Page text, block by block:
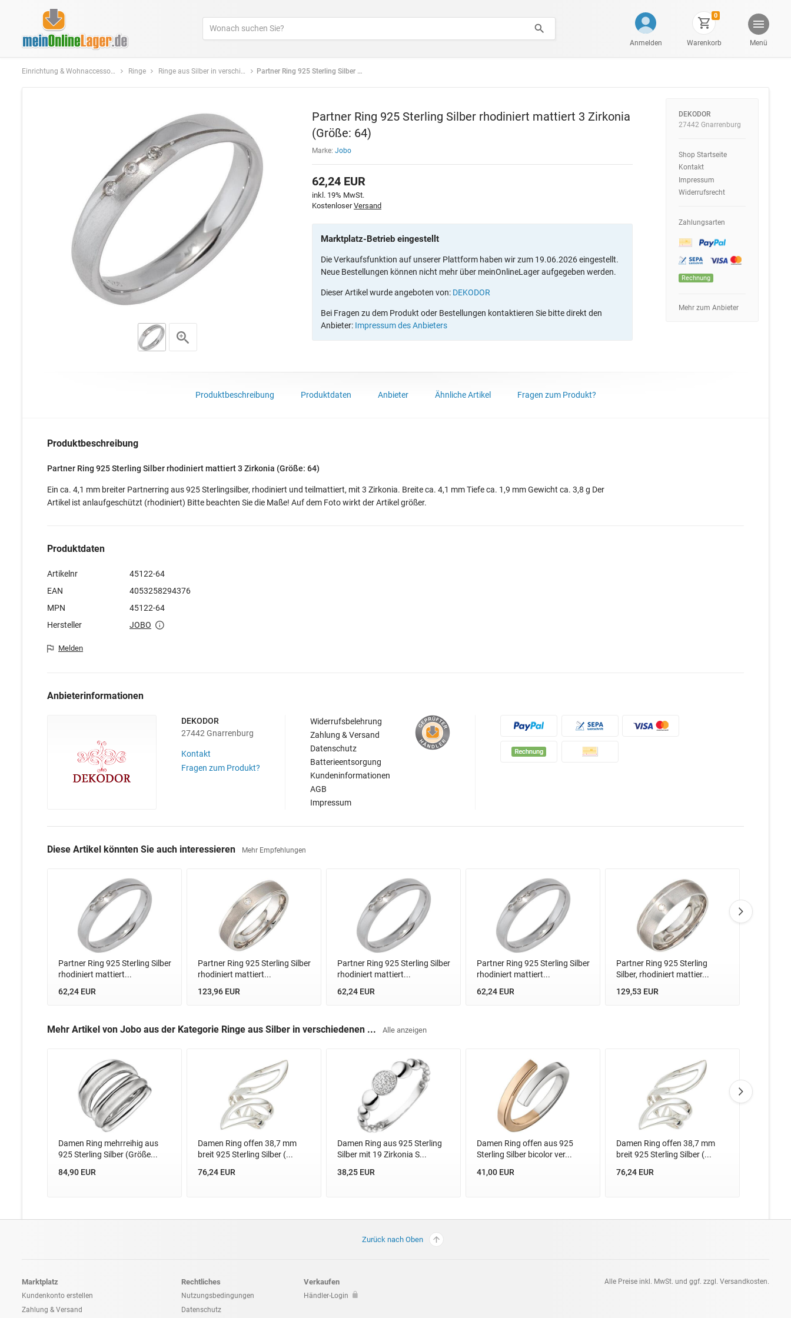
Anmelden
0
Warenkorb Menü
Einrichtung & Wohnaccessoires Ringe Ringe aus Silber in verschiedenen Farben und Formen Partner Ring 925 Sterling Silber rhodiniert mattiert 3 Zirkonia (Größe: 64)
Partner Ring 925 Sterling Silber rhodiniert mattiert 3 Zirkonia
(Größe: 64)
Marke: Jobo
62,24 EUR
inkl. 19% MwSt.
KostenloserVersand
Marktplatz-Betrieb eingestellt
Die Verkaufsfunktion auf unserer Plattform haben wir zum 19.06.2026 eingestellt.
Neue Bestellungen können nicht mehr über meinOnlineLager aufgegeben werden.
Dieser Artikel wurde angeboten von: DEKODOR
Bei Fragen zu dem Produkt oder Bestellungen kontaktieren Sie bitte direkt den
Anbieter: Impressum des Anbieters
DEKODOR
27442 Gnarrenburg
Shop Startseite
Kontakt
Impressum
Widerrufsrecht
Zahlungsarten
Rechnung
Mehr zum Anbieter
Produktbeschreibung Produktdaten Anbieter Ähnliche Artikel Fragen zum Produkt?
Produktbeschreibung
Partner Ring 925 Sterling Silber rhodiniert mattiert 3 Zirkonia (Größe: 64)
Ein ca. 4,1 mm breiter Partnerring aus 925 Sterlingsilber, rhodiniert und teilmattiert, mit 3 Zirkonia. Breite ca. 4,1 mm Tiefe ca. 1,9 mm Gewicht ca. 3,8 g Der
Artikel ist anlaufgeschützt (rhodiniert) Bitte beachten Sie die Maße! Auf dem Foto wirkt der Artikel größer.
Produktdaten
Artikelnr
45122-64
EAN
4053258294376
MPN
45122-64
Hersteller
JOBO
Melden
Anbieterinformationen
DEKODOR
27442 Gnarrenburg
Kontakt
Fragen zum Produkt?
Widerrufsbelehrung
Zahlung & Versand
Datenschutz
Batterieentsorgung
Kundeninformationen
AGB
Impressum
Diese Artikel könnten Sie auch interessieren Mehr Empfehlungen
Partner Ring 925 Sterling Silber
rhodiniert mattiert...
62,24 EUR
Partner Ring 925 Sterling Silber
rhodiniert mattiert...
123,96 EUR
Partner Ring 925 Sterling Silber
rhodiniert mattiert...
62,24 EUR
Partner Ring 925 Sterling Silber
rhodiniert mattiert...
62,24 EUR
Partner Ring 925 Sterling
Silber, rhodiniert mattier...
129,53 EUR
Mehr Artikel von Jobo aus der Kategorie Ringe aus Silber in verschiedenen ... Alle anzeigen
Damen Ring mehrreihig aus
925 Sterling Silber (Größe...
84,90 EUR
Damen Ring offen 38,7 mm
breit 925 Sterling Silber (...
76,24 EUR
Damen Ring aus 925 Sterling
Silber mit 19 Zirkonia S...
38,25 EUR
Damen Ring offen aus 925
Sterling Silber bicolor ver...
41,00 EUR
Damen Ring offen 38,7 mm
breit 925 Sterling Silber (...
76,24 EUR
Zurück nach Oben
Marktplatz
Kundenkonto erstellen
Zahlung & Versand
Rechtliches
Nutzungsbedingungen
Datenschutz
Verkaufen
Händler-Login
Alle Preise inkl. MwSt. und ggf. zzgl. Versandkosten.